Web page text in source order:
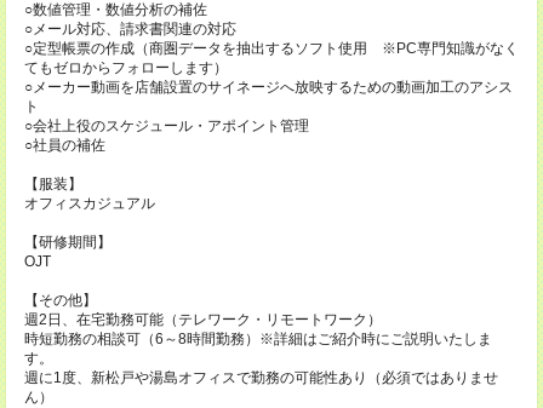
○数値管理・数値分析の補佐
○メール対応、請求書関連の対応
○定型帳票の作成（商圏データを抽出するソフト使用 ※PC専門知識がなく
てもゼロからフォローします）
○メーカー動画を店舗設置のサイネージへ放映するための動画加工のアシス
ト
○会社上役のスケジュール・アポイント管理
○社員の補佐
【服装】
オフィスカジュアル
【研修期間】
OJT
【その他】
週2日、在宅勤務可能（テレワーク・リモートワーク）
時短勤務の相談可（6～8時間勤務）※詳細はご紹介時にご説明いたしま
す。
週に1度、新松戸や湯島オフィスで勤務の可能性あり（必須ではありませ
ん）